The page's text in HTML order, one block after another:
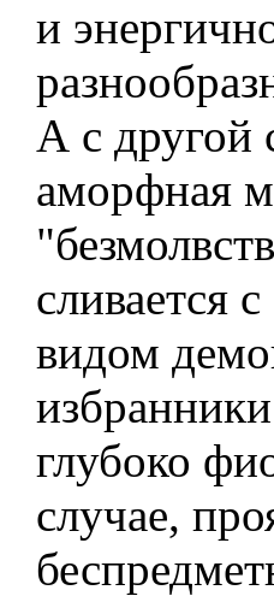
и
А с другой
аморфная
сливается
видом
глубоко
случае,